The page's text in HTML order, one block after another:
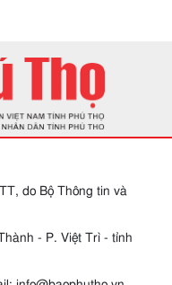
do Bộ Thông tin và
- P. Việt Trì - tỉnh